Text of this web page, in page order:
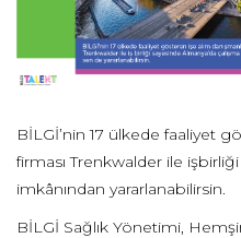
BİLGİ’nin 17 ülkede faaliyet
firması Trenkwalder ile
imkânından yararlanabilirsin.
BİLGİ Sağlık Yönetimi,